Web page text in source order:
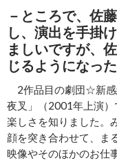
－ところで、佐
し、演出を手掛
ましいですが、
じるようになっ
2作品目の劇団☆新感
夜叉」（2001年上演
楽しさを知りました。
顔を突き合わせて、ま
映像やそのほかのお仕